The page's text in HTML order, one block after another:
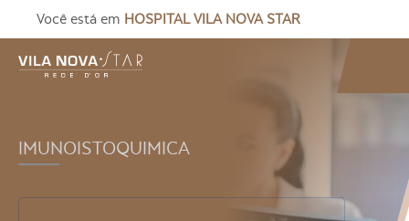
Você está em HOSPITAL VILA NOVA STAR
IMUNOISTOQUIMICA